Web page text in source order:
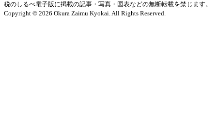
税のしるべ電子版に掲載の記事・写真・図表などの無断転載を禁じます。
Copyright © 2026 Okura Zaimu Kyokai. All Rights Reserved.